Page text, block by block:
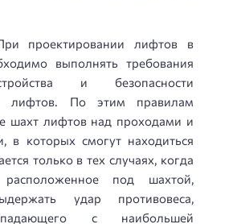
проектировании лифтов в
выполнять требования
и безопасности
лифтов. По этим правилам
шахт лифтов над проходами и
в которых смогут находиться
только в тех случаях, когда
расположенное под шахтой,
удар противовеса,
с наибольшей